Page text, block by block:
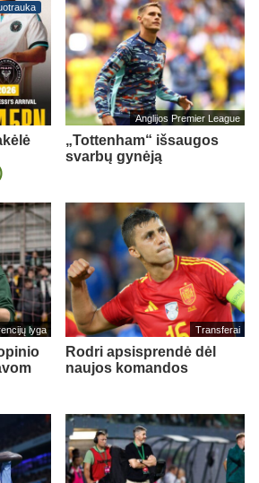
Anglijos Premier League
„Tottenham“ išsaugos
svarbų gynėją
lyga Transferai
Rodri apsisprendė dėl
naujos komandos